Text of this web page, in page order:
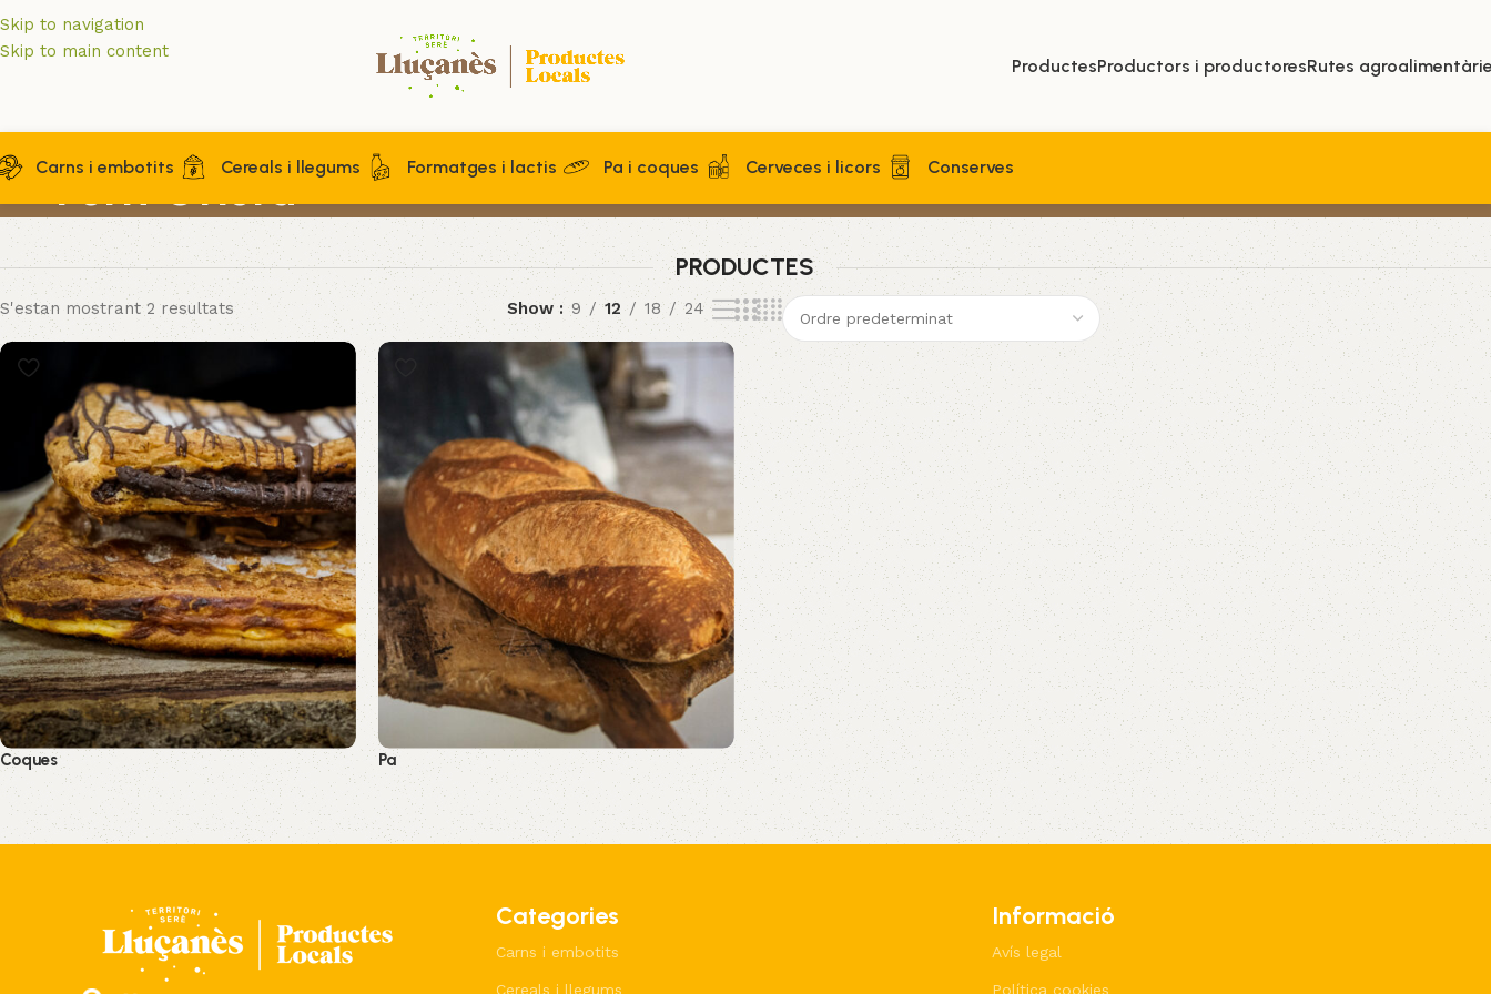
Skip to navigation
Skip to main content
ProductesProductors i productoresRutes
Carns i embotits Cereals i llegums Formatges i lactis Pa i coques Cerveces i licors Conserves
Forn Oristà
PRODUCTES
S'estan mostrant 2 resultats Show 9 12 18 24
Coques
Pa i coques
Pa
Pa i coques
Categories
Carns i embotits
Cereals i llegums
Informació
Avís legal
Política cookies